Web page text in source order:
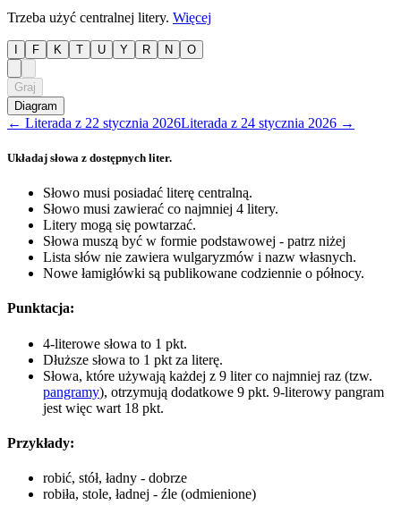
Trzeba użyć centralnej litery. Więcej
F K T U Y R N O
Graj
Diagram
← Literada z 22 stycznia 2026Literada z 24 stycznia 2026 →
Układaj słowa z dostępnych liter.
Słowo musi posiadać literę centralną.
Słowo musi zawierać co najmniej 4 litery.
Litery mogą się powtarzać.
Słowa muszą być w formie podstawowej - patrz niżej
Lista słów nie zawiera wulgaryzmów i nazw własnych.
Nowe łamigłówki są publikowane codziennie o północy.
Punktacja:
4-literowe słowa to 1 pkt.
Dłuższe słowa to 1 pkt za literę.
Słowa, które używają każdej z 9 liter co najmniej raz (tzw.
pangramy), otrzymują dodatkowe 9 pkt. 9-literowy pangram
jest więc wart 18 pkt.
Przykłady:
robić, stół, ładny - dobrze
robiła, stole, ładnej - źle (odmienione)